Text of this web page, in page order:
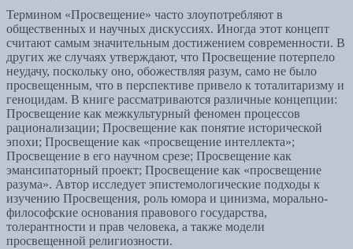
Термином «Просвещение» часто злоупотребляют в
общественных и научных дискуссиях. Иногда этот концепт
считают самым значительным достижением современности. В
других же случаях утверждают, что Просвещение потерпело
неудачу, поскольку оно, обожествляя разум, само не было
просвещенным, что в перспективе привело к тоталитаризму и
геноцидам. В книге рассматриваются различные концепции:
Просвещение как межкультурный феномен процессов
рационализации; Просвещение как понятие исторической
эпохи; Просвещение как «просвещение интеллекта»;
Просвещение в его научном срезе; Просвещение как
эмансипаторный проект; Просвещение как «просвещение
разума». Автор исследует эпистемологические подходы к
изучению Просвещения, роль юмора и цинизма, морально-
философские основания правового государства,
толерантности и прав человека, а также модели
просвещенной религиозности.